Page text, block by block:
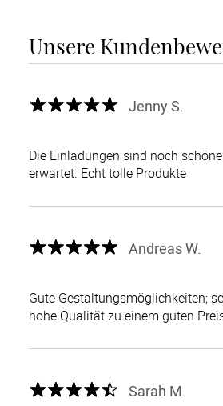
Unsere
Jenny S.
Die Einladungen sind noch
erwartet. Echt tolle Produkte
Andreas W.
Gute Gestaltungsmöglichkeiten;
hohe Qualität zu einem guten
Sarah M.